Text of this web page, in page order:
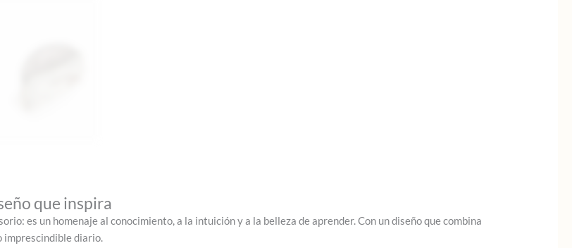
que inspira
es un homenaje al conocimiento, a la intuición y a la belleza de aprender. Con un diseño que combina
imprescindible diario.